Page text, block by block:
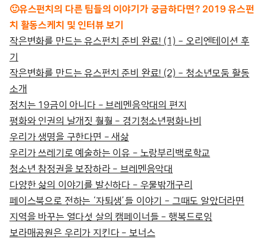
🙂유스펀치의 다른 팀들의 이야기가 궁금하다면? 2019 유스펀
치 활동스케치 및 인터뷰 보기
작은변화를 만드는 유스펀치 준비 완료! (1) – 오리엔테이션 후
기
작은변화를 만드는 유스펀치 준비 완료! (2) – 청소년모둠 활동
소개
정치는 19금이 아니다 – 브레멘음악대의 편지
평화와 인권의 날개짓 훨훨 – 경기청소년평화나비
우리가 생명을 구한다면 – 새삶
우리가 쓰레기로 예술하는 이유 – 노랑부리백로학교
청소년 참정권을 보장하라 – 브레멘음악대
다양한 삶의 이야기를 발신하다 – 우물밖개구리
페이스북으로 전하는 ‘자퇴생’들 이야기 – 그때도 알았더라면
지역을 바꾸는 열다섯 살의 캠페이너들 – 행복드로잉
보라매공원은 우리가 지킨다 – 보너스